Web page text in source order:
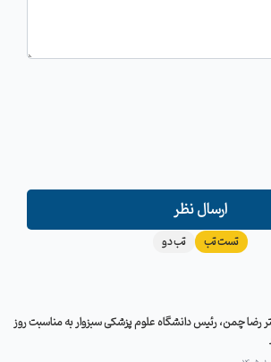
ارسال نظر
تست تب تب دو
رضا چمن، رئیس دانشگاه علوم پزشکی سبزوار به مناسبت روز